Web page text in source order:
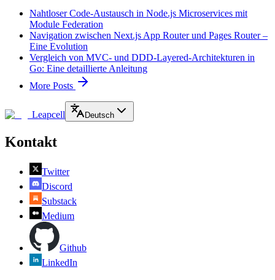
Nahtloser Code-Austausch in Node.js Microservices mit
Module Federation
Navigation zwischen Next.js App Router und Pages Router –
Eine Evolution
Vergleich von MVC- und DDD-Layered-Architekturen in
Go: Eine detaillierte Anleitung
More Posts
Leapcell Deutsch
Kontakt
Twitter
Discord
Substack
Medium
Github
LinkedIn